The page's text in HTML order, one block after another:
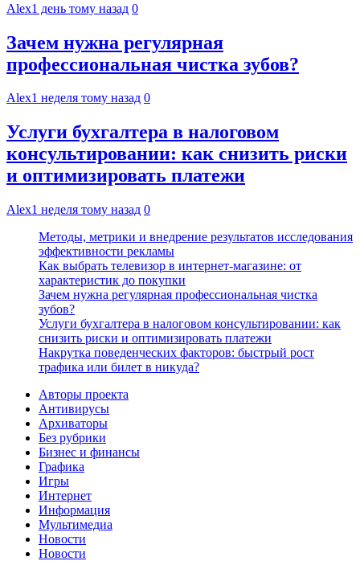
Alex1 день тому назад 0
Зачем нужна регулярная
профессиональная чистка зубов?
Alex1 неделя тому назад 0
Услуги бухгалтера в налоговом
консультировании: как снизить риски
и оптимизировать платежи
Alex1 неделя тому назад 0
Методы, метрики и внедрение результатов исследования
эффективности рекламы
Как выбрать телевизор в интернет-магазине: от
характеристик до покупки
Зачем нужна регулярная профессиональная чистка
зубов?
Услуги бухгалтера в налоговом консультировании: как
снизить риски и оптимизировать платежи
Накрутка поведенческих факторов: быстрый рост
трафика или билет в никуда?
Авторы проекта
Антивирусы
Архиваторы
Без рубрики
Бизнес и финансы
Графика
Игры
Интернет
Информация
Мультимедиа
Новости
Новости